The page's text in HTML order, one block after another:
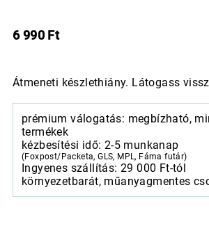
6 990 Ft
Átmeneti készlethiány. Látogass
prémium válogatás: megbízható,
termékek
kézbesítési idő: 2-5 munkanap
(Foxpost/Packeta, GLS, MPL, Fáma futár)
Ingyenes szállítás: 29 000 Ft-tól
környezetbarát, műanyagmentes